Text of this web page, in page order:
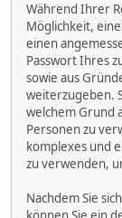
Während Ihrer
Möglichkeit,
einen
Passwort Ihres
sowie aus
weiterzugeben.
welchem Grund
Personen zu
komplexes und
zu verwenden,
Nachdem Sie